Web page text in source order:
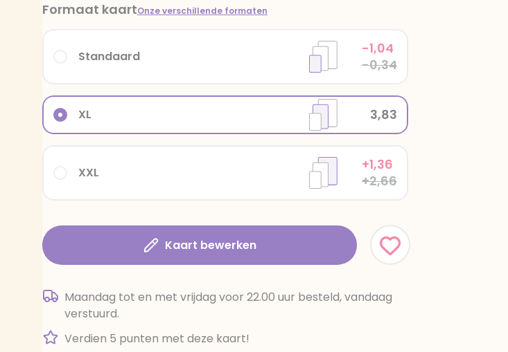
Formaat kaartOnze verschillende formaten
XXL
+1,36
+2,66
XL 3,83
Standaard
-1,04
-0,34
Kaart bewerken
Maandag tot en met vrijdag voor 22.00 uur besteld, vandaag
verstuurd.
Verdien 5 punten met deze kaart!